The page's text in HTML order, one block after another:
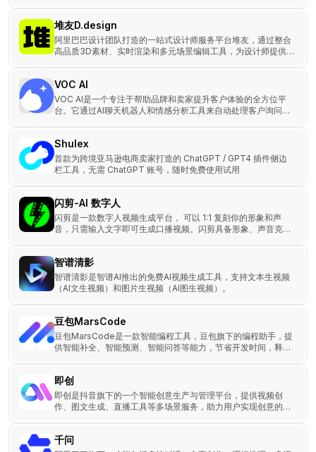
堆友D.design
阿里巴巴设计团队打造的一站式设计师服务平台堆友，通过整合
高品质3D素材、实时渲染和多元场景编辑工具，为设计师提供
VOC AI
VOC AI是一个专注于帮助品牌和卖家提升客户体验的全方位平
台。它通过AI聊天机器人和情感分析工具来自动处理客户询问、
Shulex
首款为跨境亚马逊电商卖家打造的 ChatGPT / GPT4 插件侧边
栏工具，无需 ChatGPT 账号，随时免费使用试用
闪剪-AI 数字人
闪剪是一款数字人视频生成平台， 可以 1:1 复刻你的形象和声
音，只需输入文字即可生成口播视频。闪剪具备形象、声音克
智谱清影
智谱清影是智谱AI推出的免费AI视频生成工具，支持文本生视频
（AI文生视频）和图片生视频（AI图生视频）。
豆包MarsCode
豆包MarsCode是一款智能编程工具，豆包旗下的编程助手，提
供智能补全、智能预测、智能问答等能力，节省开发时间，释放
即创
即创是抖音旗下的一个智能创意生产与管理平台，提供视频创
作、图文生成、直播工具等多场景服务，助力用户实现创意的商
千问